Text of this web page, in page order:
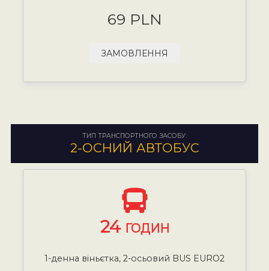
69 PLN
ЗАМОВЛЕННЯ
ТИП ТРАНСПОРТНОГО ЗАСОБУ:
2-ОСНИЙ АВТОБУС
24 ГОДИН
1-денна віньєтка, 2-осьовий BUS EURO2